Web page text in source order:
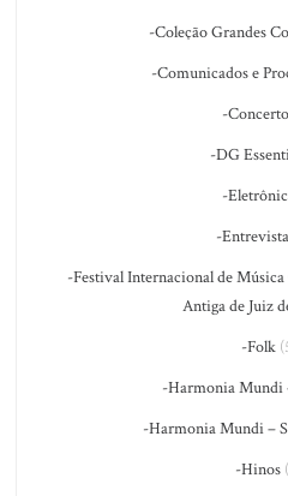
-Coleção Grandes
-Comunicados e
-
-DG
-
-
-Festival Internacional de
Antiga de Juiz
-Folk
-Harmonia Mundi
-Harmonia Mundi –
-Hinos